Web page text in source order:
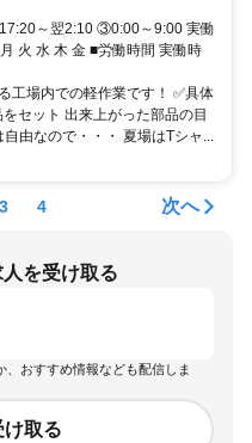
～翌2:10 ③0:00～9:00 実働
火 水 木 金 ■労働時間 実働時
工場内での軽作業です！ ✅具体
セット 出来上がった部品の目
由なので・・・ 夏場はTシャ...
3 4 次へ
を受け取る
、おすすめ情報なども配信しま
け取る